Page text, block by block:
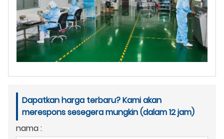
Dapatkan harga terbaru? Kami akan
merespons sesegera mungkin (dalam 12 jam)
nama :